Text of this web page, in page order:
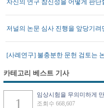
자신의 연구 참신성을 어떻게 판
저널의 논문 심사 진행을 앞당기려
[사례연구] 불충분한 문헌 검토는
카테고리 베스트 기사
임상시험을 무의미하게
조회수 668,607